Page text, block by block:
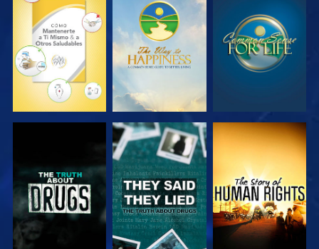
VE VE VE
VE VE